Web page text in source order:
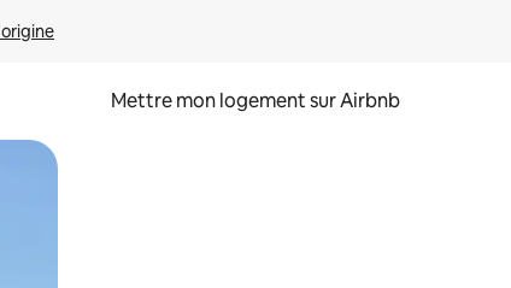
Mettre mon logement sur Airbnb